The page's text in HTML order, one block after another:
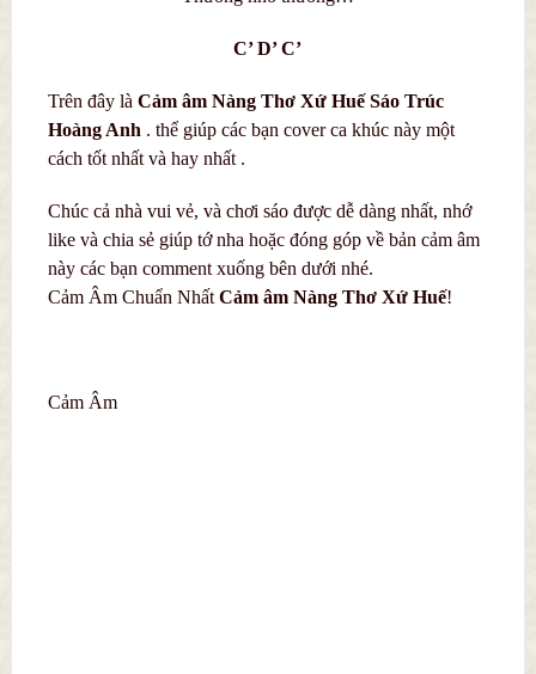
C’ D’ C’
Trên đây là Cảm âm Nàng Thơ Xứ Huế Sáo Trúc
Hoàng Anh . thể giúp các bạn cover ca khúc này một
cách tốt nhất và hay nhất .
Chúc cả nhà vui vẻ, và chơi sáo được dễ dàng nhất, nhớ
like và chia sẻ giúp tớ nha hoặc đóng góp về bản cảm âm
này các bạn comment xuống bên dưới nhé.
Cảm Âm Chuẩn Nhất Cảm âm Nàng Thơ Xứ Huế!
Cảm Âm